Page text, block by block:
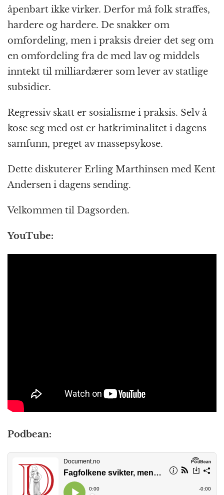
åpenbart ikke virker. Derfor må folk straffes,
hardere og hardere. De snakker om
omfordeling, men i praksis dreier det seg om
en omfordeling fra de med lav og middels
inntekt til milliardærer som lever av statlige
subsidier.
Regressiv skatt er sosialisme i praksis. Selv å
kose seg med ost er hatkriminalitet i dagens
samfunn, preget av massepsykose.
Dette diskuterer Erling Marthinsen med Kent
Andersen i dagens sending.
Velkommen til Dagsorden.
YouTube:
Podbean: